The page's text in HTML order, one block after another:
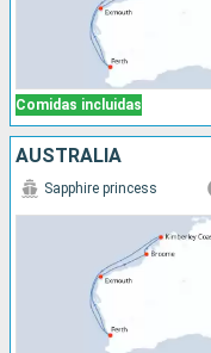
Comidas incluidas
AUSTRALIA
Sapphire princess